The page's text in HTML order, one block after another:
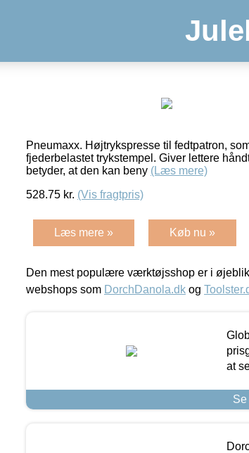
Pneumaxx. Højtrykspresse til fedtpatron,
fjederbelastet trykstempel. Giver lettere
betyder, at den kan beny (Læs mere)
528.75 kr. (Vis fragtpris)
Læs mere » Køb nu »
Den mest populære værktøjsshop er i
webshops som DorchDanola.dk og
at